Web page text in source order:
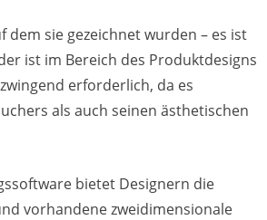
sie gezeichnet wurden – es ist
ist im Bereich des Produktdesigns
erforderlich, da es
als auch seinen ästhetischen
bietet Designern die
vorhandene zweidimensionale